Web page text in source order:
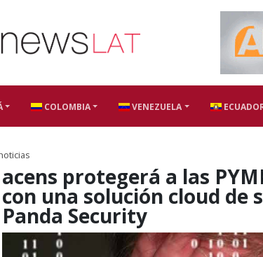
COLOMBIA VENEZUELA
acens protegerá a las
con una solución cloud de
Panda Security